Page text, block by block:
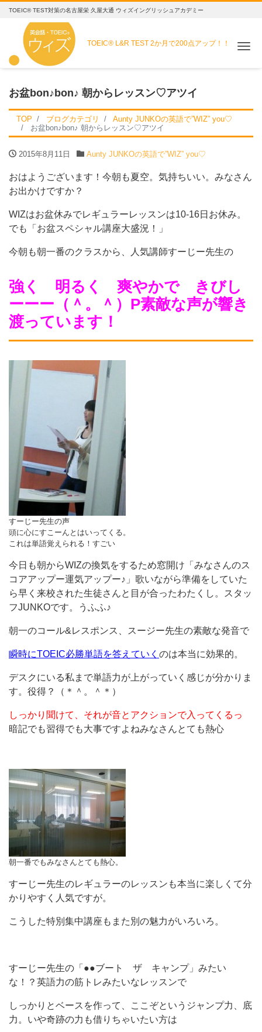
TOEIC® TEST対策の名古屋栄 久屋大通 ウィズイングリッシュアカデミー
TOEIC® L&R TEST2か月で200点アップ！！
お盆bon♪bon♪ 朝からレッスン♡アツイ
TOP ブログカテゴリ
Aunty JUNKOの英語で”WIZ” you♡
お盆bon♪bon♪ 朝からレッスン♡アツイ
2015年8月11日 Aunty JUNKOの英語で”WIZ” you♡
おはようございます！今朝も夏空。気持ちいい。みなさん
お出かけですか？
WIZはお盆休みでレギュラーレッスンは10-16日お休み。
でも「お盆スペシャル講座大盛況！」
今朝も朝一番のクラスから、人気講師すーじー先生の
強く 明るく 爽やかで きびし
ーーー（＾。＾）P素敵な声が響き
渡っています！
すーじー先生の声
頭に心にすこーんとはいってくる。
これは単語覚えられる！すごい
今日も朝からWIZの換気をするため窓開け「みなさんのス
コアアップー運気アップー♪」歌いながら準備をしていた
ら早く来校された生徒さんと目が合ったわたくし。スタッ
フJUNKOです。うふふ♪
朝一のコール&レスポンス、スージー先生の素敵な発音で
瞬時にTOEIC必勝単語を答えていく のは本当に効果的。
デスクにいる私まで単語力が上がっていく感じが分かりま
す。役得？（＊＾。＾＊）
しっかり聞けて、それが音とアクションで入ってくるっ
暗記でも習得でも大事ですよねみなさんとても熱心
朝一番でもみなさんとても熱心。
すーじー先生のレギュラーのレッスンも本当に楽しくて分
かりやすく人気ですが。
こうした特別集中講座もまた別の魅力がいろいろ。
すーじー先生の「●●ブート ザ キャンプ」みたい
な！？英語力の筋トレみたいなレッスンで
しっかりとベースを作って、ここぞというジャンプ力、底
力。いや奇跡の力も借りちゃいたい方は